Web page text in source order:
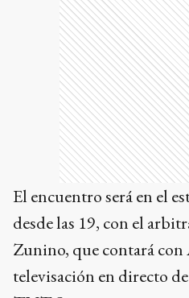
El encuentro será en el
desde las 19, con el
Zunino, que contará
televisación en directo